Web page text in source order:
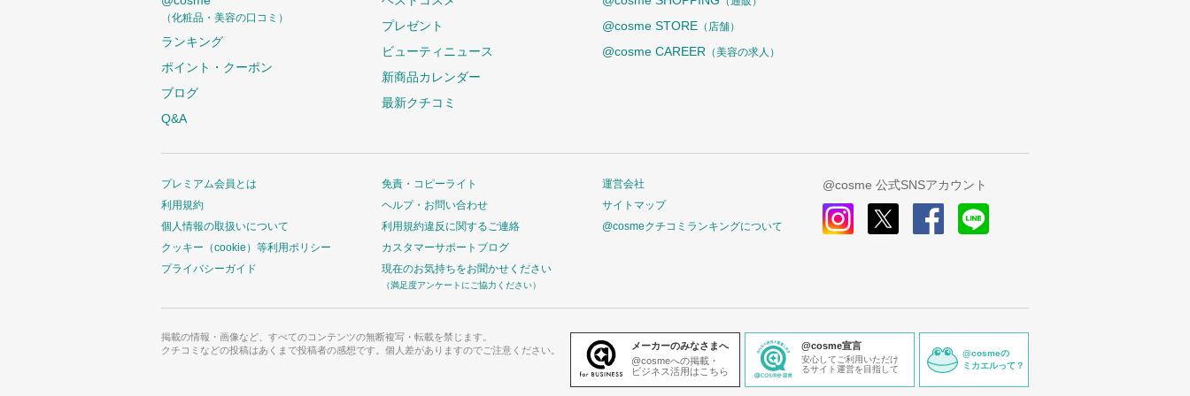
（化粧品・美容の口コミ）
ランキング
ポイント・クーポン
ブログ
Q&A
プレゼント
ビューティニュース
新商品カレンダー
最新クチコミ
@cosme STORE （店舗）
@cosme CAREER （美容の求人）
プレミアム会員とは
利用規約
個人情報の取扱いについて
クッキー（cookie）等利用ポリシー
プライバシーガイド
免責・コピーライト
ヘルプ・お問い合わせ
利用規約違反に関するご連絡
カスタマーサポートブログ
現在のお気持ちをお聞かせください
（満足度アンケートにご協力ください）
運営会社
サイトマップ
@cosmeクチコミランキングについて
@cosme 公式SNSアカウント
掲載の情報・画像など、すべてのコンテンツの無断複写・転載を禁じます。
クチコミなどの投稿はあくまで投稿者の感想です。個人差がありますのでご注意ください。
メーカーのみなさまへ
@cosmeへの掲載・
ビジネス活用はこちら
@cosme宣言
安心してご利用いただけ
るサイト運営を目指して
@cosmeの
ミカエルって？